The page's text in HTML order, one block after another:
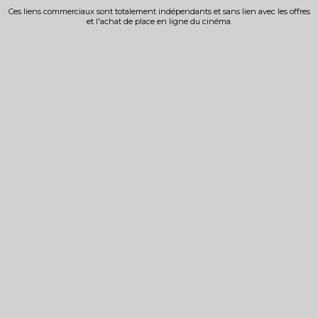
Ces liens commerciaux sont totalement indépendants et sans lien avec les offres
et l'achat de place en ligne du cinéma.